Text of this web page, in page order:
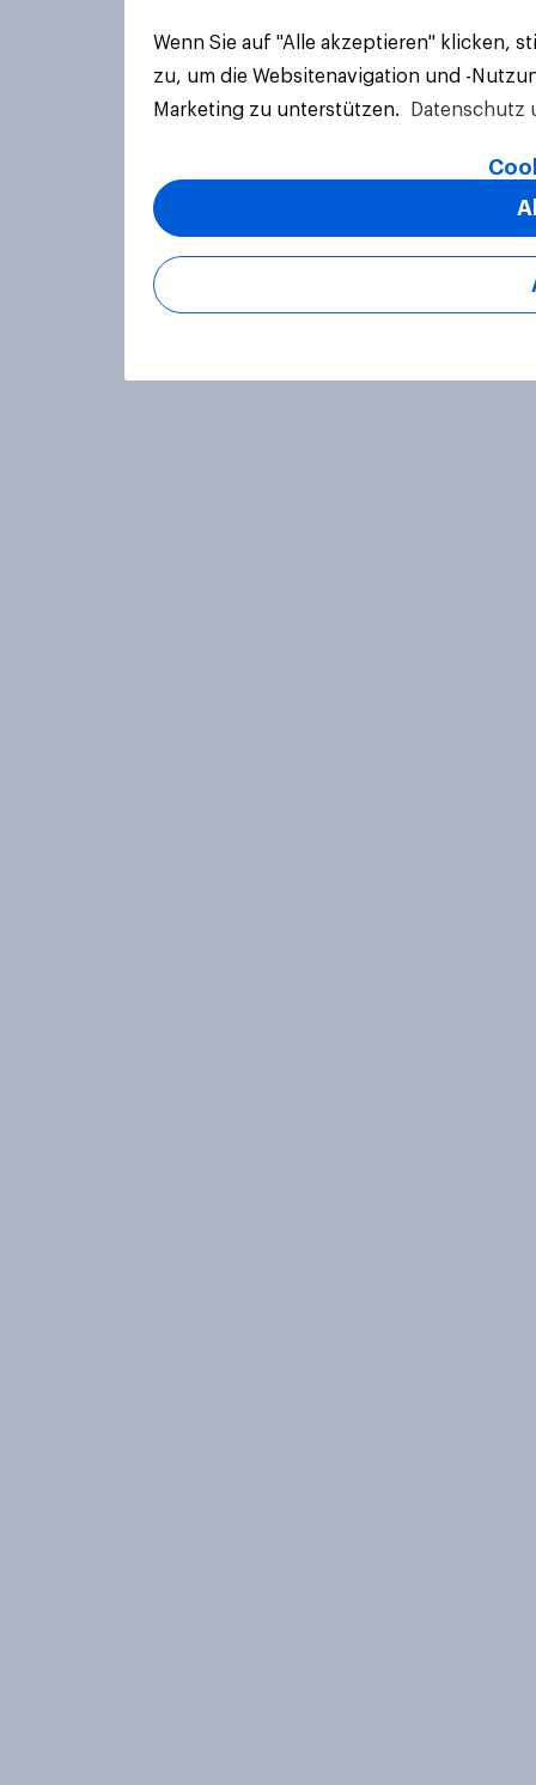
Wenn Sie auf "Alle akzeptieren" klicken,
zu, um die Websitenavigation und -
Marketing zu unterstützen.
Datenschutz